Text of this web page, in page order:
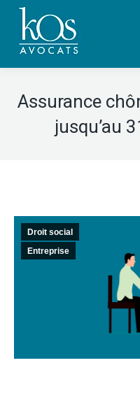
Assurance
jusqu’au
Droit social
Entreprise